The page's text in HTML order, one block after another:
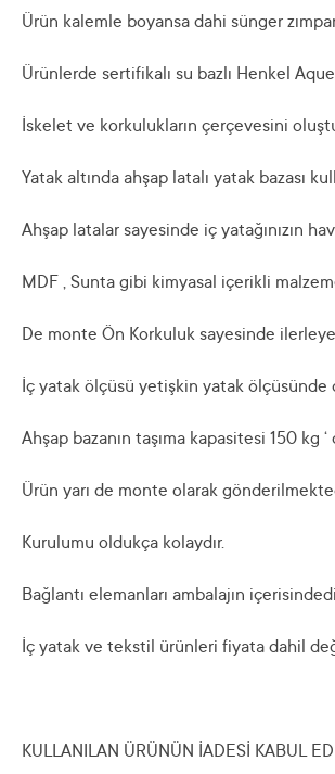
Ürün kalemle boyansa dahi sünger
Ürünlerde sertifikalı su bazlı Henkel
İskelet ve korkulukların çerçevesini
Yatak altında ahşap latalı yatak bazası
Ahşap latalar sayesinde iç yatağınızın
MDF , Sunta gibi kimyasal içerikli
De monte Ön Korkuluk sayesinde
İç yatak ölçüsü yetişkin yatak ölçüsünde
Ahşap bazanın taşıma kapasitesi 150 kg ‘
Ürün yarı de monte olarak
Kurulumu oldukça kolaydır.
Bağlantı elemanları ambalajın
İç yatak ve tekstil ürünleri fiyata dahil
KULLANILAN ÜRÜNÜN İADESİ KABUL